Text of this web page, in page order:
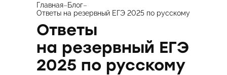
содержимому
Главная–Блог–
Ответы на резервный ЕГЭ 2025 по русскому
Ответы
на резервный ЕГЭ
2025 по русскому